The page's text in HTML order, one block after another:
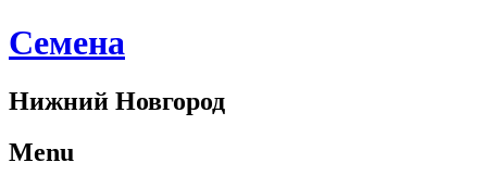
Cемена
Нижний Новгород
Menu